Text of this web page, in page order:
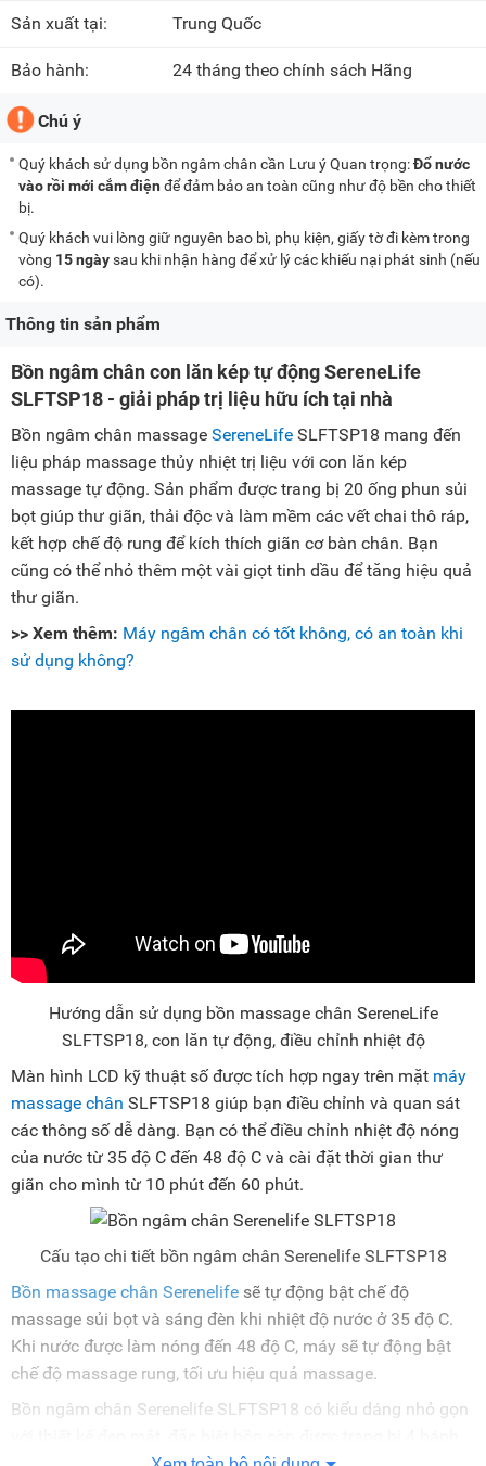
Sản xuất tại: Trung Quốc
Bảo hành: 24 tháng theo chính sách Hãng
Chú ý
Quý khách sử dụng bồn ngâm chân cần Lưu ý Quan trọng:Đổ nước
vào rồi mới cắm điện để đảm bảo an toàn cũng như độ bền cho thiết
bị.
Quý khách vui lòng giữ nguyên bao bì, phụ kiện, giấy tờ đi kèm trong
vòng 15 ngàysau khi nhận hàng để xử lý các khiếu nại phát sinh (nếu
có).
Thông tin sản phẩm
Bồn ngâm chân con lăn kép tự động SereneLife
SLFTSP18 - giải pháp trị liệu hữu ích tại nhà
Bồn ngâm chân massage SereneLife SLFTSP18 mang đến
liệu pháp massage thủy nhiệt trị liệu với con lăn kép
massage tự động. Sản phẩm được trang bị 20 ống phun sủi
bọt giúp thư giãn, thải độc và làm mềm các vết chai thô ráp,
kết hợp chế độ rung để kích thích giãn cơ bàn chân. Bạn
cũng có thể nhỏ thêm một vài giọt tinh dầu để tăng hiệu quả
thư giãn.
>> Xem thêm: Máy ngâm chân có tốt không, có an toàn khi
sử dụng không?
Hướng dẫn sử dụng bồn massage chân SereneLife
SLFTSP18, con lăn tự động, điều chỉnh nhiệt độ
Màn hình LCD kỹ thuật số được tích hợp ngay trên mặt máy
massage chân SLFTSP18 giúp bạn điều chỉnh và quan sát
các thông số dễ dàng. Bạn có thể điều chỉnh nhiệt độ nóng
của nước từ 35 độ C đến 48 độ C và cài đặt thời gian thư
giãn cho mình từ 10 phút đến 60 phút.
Cấu tạo chi tiết bồn ngâm chân Serenelife SLFTSP18
Bồn massage chân Serenelife sẽ tự động bật chế độ
massage sủi bọt và sáng đèn khi nhiệt độ nước ở 35 độ C.
Khi nước được làm nóng đến 48 độ C, máy sẽ tự động bật
chế độ massage rung, tối ưu hiệu quả massage.
Bồn ngâm chân Serenelife SLFTSP18 có kiểu dáng nhỏ gọn